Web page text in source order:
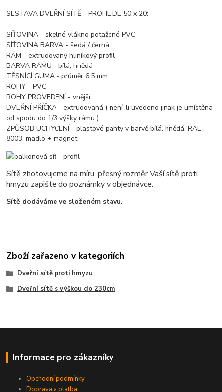
SESTAVA DVEŘNÍ SÍTĚ - PROFIL DE 50 x 20:
SÍŤOVINA - skelné vlákno potažené PVC
SÍŤOVINA BARVA - šedá / černá
RÁM - extrudovaný hliníkový profil
BARVA RÁMU - bílá, hnědá
TĚSNÍCÍ GUMA - průměr 6,5 mm
ROHY - PVC
ROHY PROVEDENÍ - vnější
DVEŘNÍ PŘÍČKA - extrudovaná ( není-li uvedeno jinak je umístěna
od spodu do 1/3 výšky rámu )
ZPŮSOB UCHYCENÍ - plastové panty v barvě bílá, hnědá, RAL
8003, madlo + magnet
Sítě zhotovujeme na míru, přesný rozměr Vaší sítě proti
hmyzu zapište do poznámky v objednávce.
Sítě dodáváme ve složeném stavu.
Zboží zařazeno v kategoriích
Dveřní sítě proti hmyzu
Dveřní sítě s výškou do 230cm
Informace pro zákazníky
Obchodní podmínky
Doprava a platba